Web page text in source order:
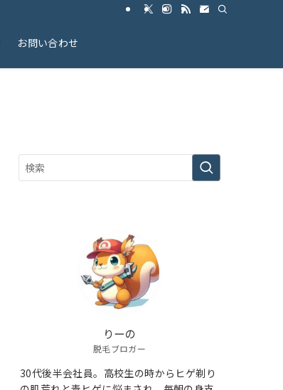
お問い合わせ
りーの
脱毛ブロガー
30代後半会社員。高校生の時からヒゲ剃り